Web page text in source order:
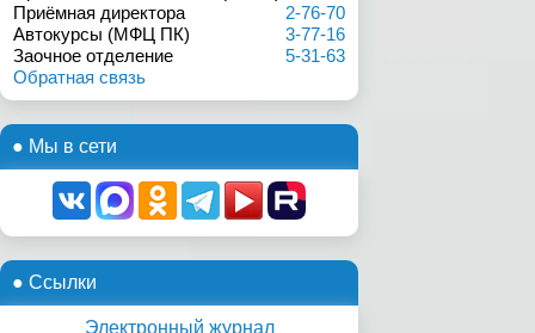
Приёмная директора
2-76-70
Автокурсы (МФЦ ПК)
3-77-16
Заочное отделение
5-31-63
Обратная связь
● Мы в сети
● Ссылки
Электронный журнал